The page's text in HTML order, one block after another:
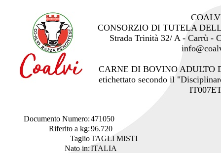
CONSORZIO DI TUTELA
Strada Trinità 32/ A - Carrù -
CARNE DI BOVINO ADULTO
etichettato secondo il
Documento Numero:471050
Riferito a kg:96.720
TaglioTAGLI MISTI
Nato in:ITALIA